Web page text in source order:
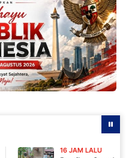
16 JAM LALU